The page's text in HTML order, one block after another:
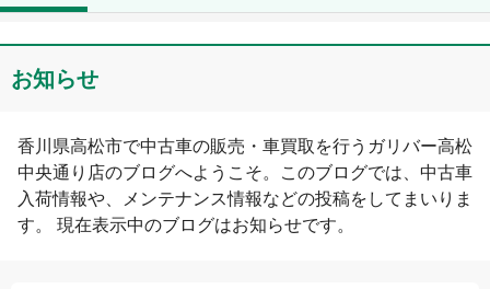
お知らせ
香川県高松市で中古車の販売・車買取を行う ガリバー高松
中央通り店のブログへようこそ。このブログでは、中古車
入荷情報や、メンテナンス情報などの投稿をしてまいりま
す。 現在表示中のブログはお知らせです。